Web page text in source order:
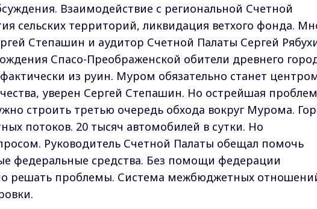
Взаимодействие с региональной Счетной
сельских территорий, ликвидация ветхого фонда.
Степашин и аудитор Счетной Палаты Сергей
Спасо-Преображенской обители древнего
из руин. Муром обязательно станет
уверен Сергей Степашин. Но острейшая
строить третью очередь обхода вокруг Мурома.
потоков. 20 тысяч автомобилей в сутки. Но
Руководитель Счетной Палаты обещал помочь
федеральные средства. Без помощи федерации
решать проблемы. Система межбюджетных